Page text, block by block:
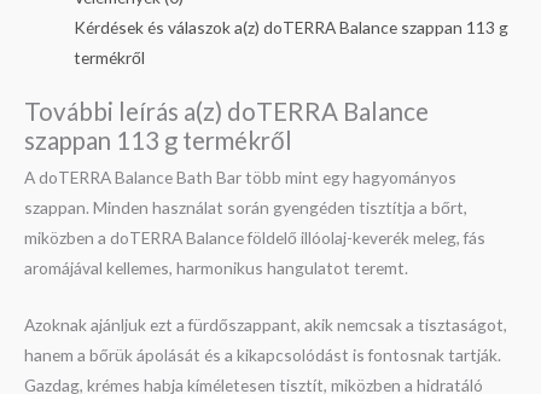
Kérdések és válaszok a(z) doTERRA Balance szappan 113 g
termékről
További leírás a(z) doTERRA Balance
szappan 113 g termékről
A doTERRA Balance Bath Bar több mint egy hagyományos
szappan. Minden használat során gyengéden tisztítja a bőrt,
miközben a doTERRA Balance földelő illóolaj-keverék meleg, fás
aromájával kellemes, harmonikus hangulatot teremt.
Azoknak ajánljuk ezt a fürdőszappant, akik nemcsak a tisztaságot,
hanem a bőrük ápolását és a kikapcsolódást is fontosnak tartják.
Gazdag, krémes habja kíméletesen tisztít, miközben a hidratáló